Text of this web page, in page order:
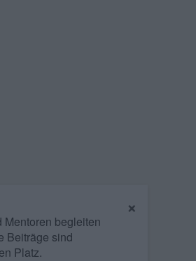
×
begleiten
Beiträge sind
Platz.